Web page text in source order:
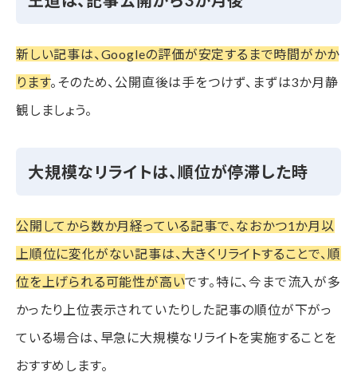
新しい記事は、Googleの評価が安定するまで時間がかか
ります。そのため、公開直後は手をつけず、まずは3か月静
観しましょう。
大規模なリライトは、順位が停滞した時
公開してから数か月経っている記事で、なおかつ1か月以
上順位に変化がない記事は、大きくリライトすることで、順
位を上げられる可能性が高いです。特に、今まで流入が多
かったり上位表示されていたりした記事の順位が下がっ
ている場合は、早急に大規模なリライトを実施することを
おすすめします。